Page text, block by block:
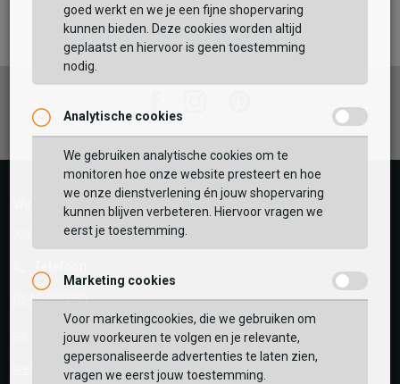
Maat:
GEBRUIK MIJN LOCATIE
Zoek op postcode of gebruik jouw locatie om de
voorraad in een van onze winkels te bekijken.
BEKIJK WINKELTAS
VERDER WINKELEN
Vaak samen gekocht met
Wij helpen je graag!
Klantenservice is gesloten
0545-280081
E-mail Antwoord binnen 24 uur
webshop@schuurman-schoenen.nl
goed werkt en we je een fijne shopervaring
kunnen bieden. Deze cookies worden altijd
geplaatst en hiervoor is geen toestemming
nodig.
Analytische cookies
We gebruiken analytische cookies om te
monitoren hoe onze website presteert en hoe
we onze dienstverlening én jouw shopervaring
kunnen blijven verbeteren. Hiervoor vragen we
eerst je toestemming.
Marketing cookies
Voor marketingcookies, die we gebruiken om
jouw voorkeuren te volgen en je relevante,
gepersonaliseerde advertenties te laten zien,
vragen we eerst jouw toestemming.